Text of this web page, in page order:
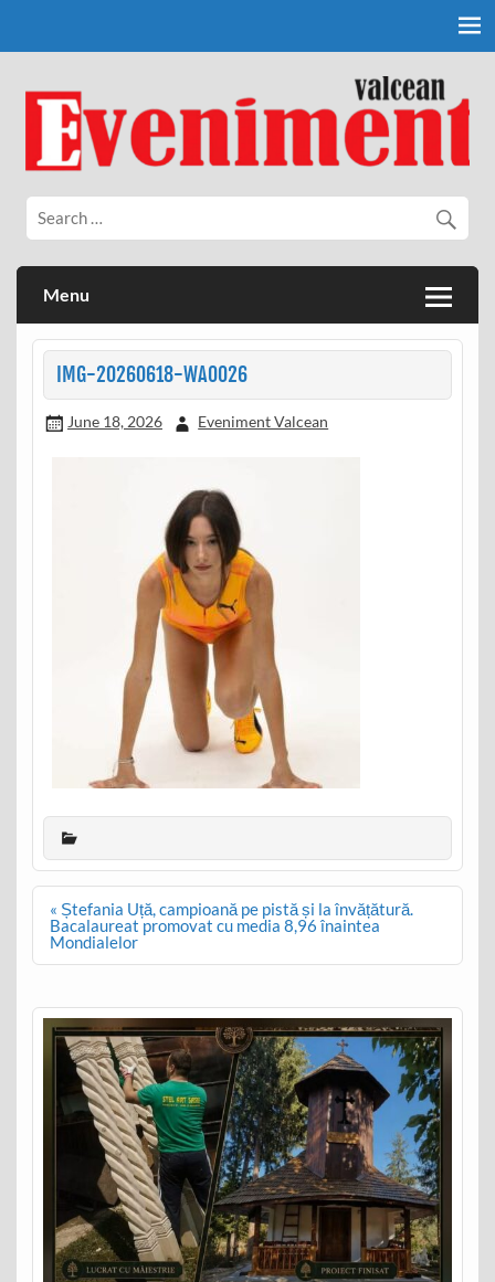
Eveniment Valcean
Menu
IMG-20260618-WA0026
June 18, 2026 Eveniment Valcean
Post
navigation
« Ștefania Uță, campioană pe pistă și la învățătură.
Bacalaureat promovat cu media 8,96 înaintea
Mondialelor